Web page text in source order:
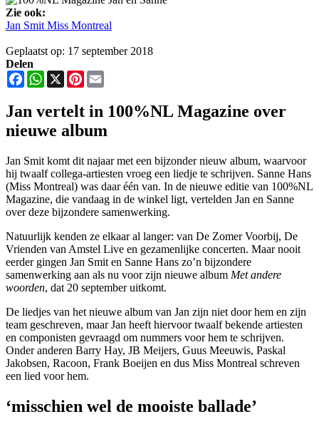
Zie ook:
Jan Smit Miss Montreal
Geplaatst op: 17 september 2018
Delen
FacebookWhatsApp
X Pinterest
Jan vertelt in 100%NL Magazine over
nieuwe album
Jan Smit komt dit najaar met een bijzonder nieuw album, waarvoor
hij twaalf collega-artiesten vroeg een liedje te schrijven. Sanne Hans
(Miss Montreal) was daar één van. In de nieuwe editie van 100%NL
Magazine, die vandaag in de winkel ligt, vertelden Jan en Sanne
over deze bijzondere samenwerking.
Natuurlijk kenden ze elkaar al langer: van De Zomer Voorbij, De
Vrienden van Amstel Live en gezamenlijke concerten. Maar nooit
eerder gingen Jan Smit en Sanne Hans zo’n bijzondere
samenwerking aan als nu voor zijn nieuwe album Met andere
woorden, dat 20 september uitkomt.
De liedjes van het nieuwe album van Jan zijn niet door hem en zijn
team geschreven, maar Jan heeft hiervoor twaalf bekende artiesten
en componisten gevraagd om nummers voor hem te schrijven.
Onder anderen Barry Hay, JB Meijers, Guus Meeuwis, Paskal
Jakobsen, Racoon, Frank Boeijen en dus Miss Montreal schreven
een lied voor hem.
‘misschien wel de mooiste ballade’